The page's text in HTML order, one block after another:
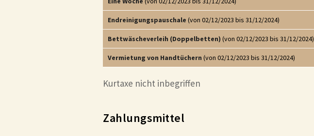
Endreinigungspauschale (von 02/12/2023 bis 31/12/2024)
Bettwäscheverleih (Doppelbetten) (von 02/12/2023 bis 31/12/2024)
Vermietung von Handtüchern (von 02/12/2023 bis 31/12/2024)
Kurtaxe nicht inbegriffen
Zahlungsmittel